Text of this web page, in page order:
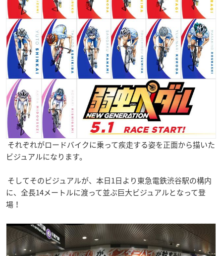
それぞれがロードバイクに乗って疾走する姿を正面から描いた
ビジュアルになります。
そしてそのビジュアルが、本日1日より東急電鉄渋谷駅の構内
に、全長14メートルに渡って並ぶ巨大ビジュアルとなって登
場！